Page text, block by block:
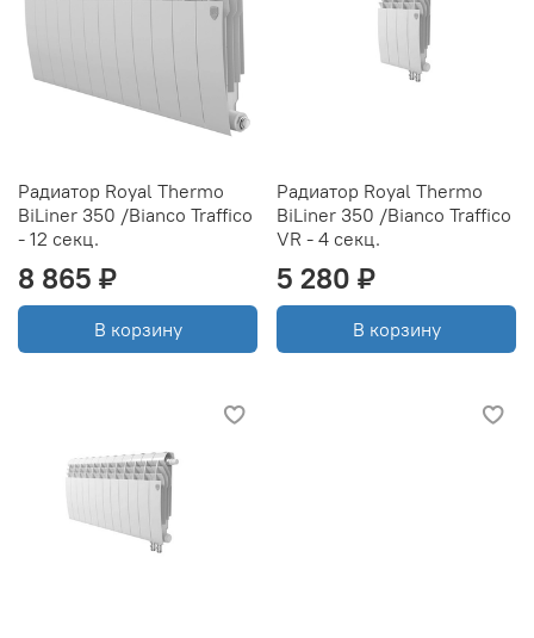
Радиатор Royal Thermo
BiLiner 350 /Bianco Traffico
- 12 секц.
8 865 ₽
В корзину
Радиатор Royal Thermo
BiLiner 350 /Bianco Traffico
VR - 4 секц.
5 280 ₽
В корзину